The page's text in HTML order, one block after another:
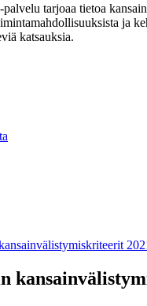
tarjoaa tietoa
ja
katsauksia.